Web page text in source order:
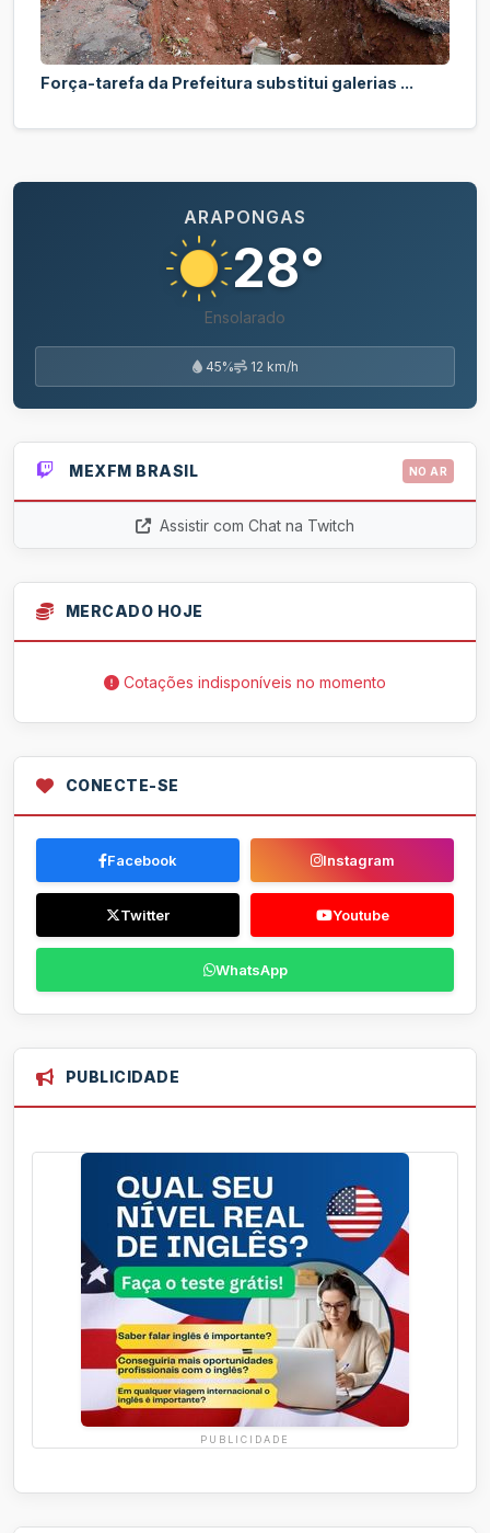
Força-tarefa da Prefeitura substitui galerias ...
ARAPONGAS
28°
Ensolarado
45% 12 km/h
MEXFM BRASIL NO AR
Assistir com Chat na Twitch
MERCADO HOJE
Cotações indisponíveis no momento
CONECTE-SE
Facebook Instagram
Twitter Youtube
WhatsApp
PUBLICIDADE
PUBLICIDADE